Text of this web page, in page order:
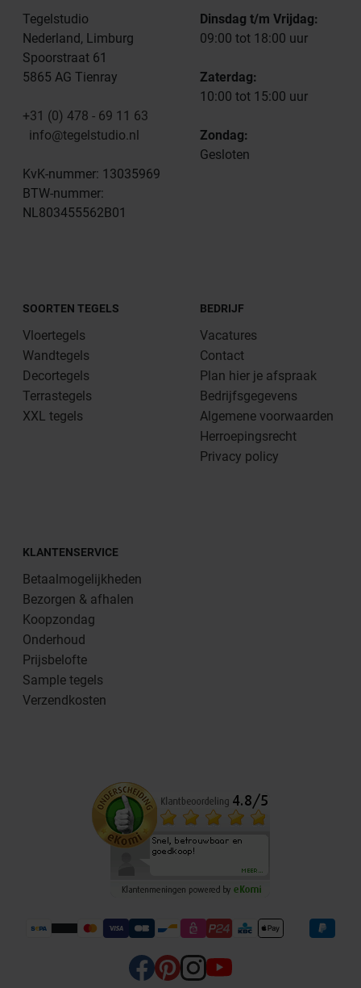
Tegelstudio
Nederland, Limburg
Spoorstraat 61
5865 AG Tienray
+31 (0) 478 - 69 11 63
info@tegelstudio.nl
KvK-nummer: 13035969
BTW-nummer:
NL803455562B01
Dinsdag t/m Vrijdag:
09:00 tot 18:00 uur
Zaterdag:
10:00 tot 15:00 uur
Zondag:
Gesloten
SOORTEN TEGELS
Vloertegels
Wandtegels
Decortegels
Terrastegels
XXL tegels
BEDRIJF
Vacatures
Contact
Plan hier je afspraak
Bedrijfsgegevens
Algemene voorwaarden
Herroepingsrecht
Privacy policy
KLANTENSERVICE
Betaalmogelijkheden
Bezorgen & afhalen
Koopzondag
Onderhoud
Prijsbelofte
Sample tegels
Verzendkosten